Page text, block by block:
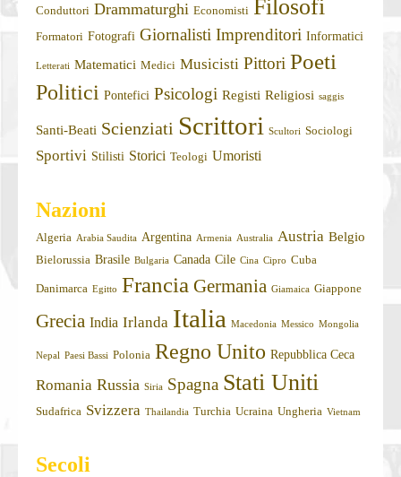
Conduttori Drammaturghi Economisti Filosofi
Formatori Fotografi Giornalisti Imprenditori Informatici
Letterati Matematici Medici Musicisti Pittori Poeti
Politici Pontefici Psicologi Registi Religiosi saggis
Santi-Beati Scienziati Scrittori Scultori Sociologi
Sportivi Stilisti Storici Teologi Umoristi
Nazioni
Algeria Arabia Saudita Argentina Armenia Australia Austria Belgio
Bielorussia Brasile Bulgaria Canada Cile Cina Cipro Cuba
Danimarca Egitto Francia Germania Giamaica Giappone
Grecia India Irlanda Italia Macedonia Messico Mongolia
Nepal Paesi Bassi Polonia Regno Unito Repubblica Ceca
Romania Russia Siria Spagna Stati Uniti
Sudafrica Svizzera Thailandia Turchia Ucraina Ungheria Vietnam
Secoli